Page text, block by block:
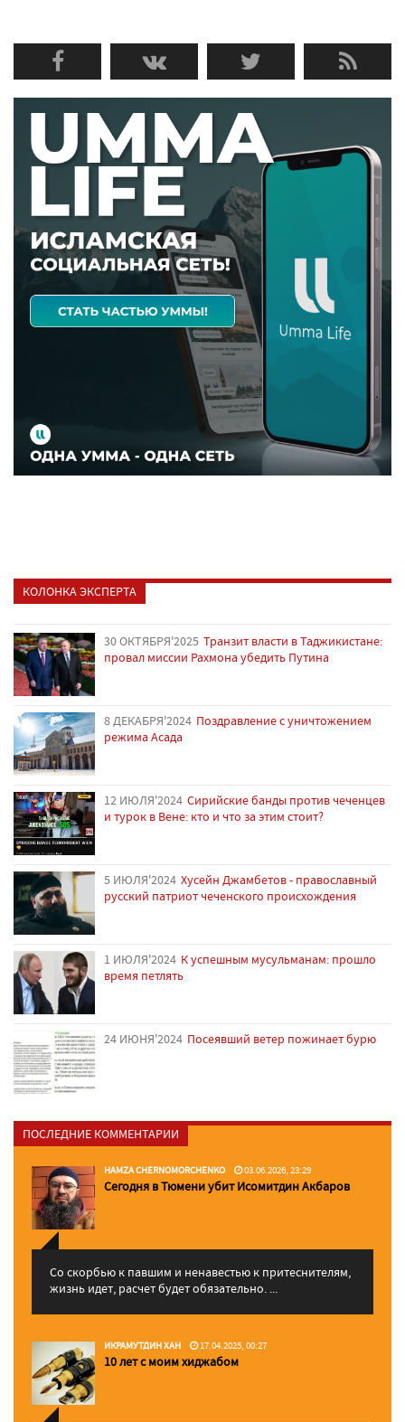
КОЛОНКА ЭКСПЕРТА
30 ОКТЯБРЯ'2025 Транзит власти в Таджикистане:
провал миссии Рахмона убедить Путина
8 ДЕКАБРЯ'2024 Поздравление с уничтожением
режима Асада
12 ИЮЛЯ'2024 Сирийские банды против чеченцев
и турок в Вене: кто и что за этим стоит?
5 ИЮЛЯ'2024 Хусейн Джамбетов - православный
русский патриот чеченского происхождения
1 ИЮЛЯ'2024 К успешным мусульманам: прошло
время петлять
24 ИЮНЯ'2024 Посеявший ветер пожинает бурю
ПОСЛЕДНИЕ КОММЕНТАРИИ
HAMZA CHERNOMORCHENKO 03.06.2026, 23:29
Сегодня в Тюмени убит Исомитдин Акбаров
Со скорбью к павшим и ненавестью к притеснителям,
жизнь идет, расчет будет обязательно. ...
ИКРАМУТДИН ХАН 17.04.2025, 00:27
10 лет с моим хиджабом